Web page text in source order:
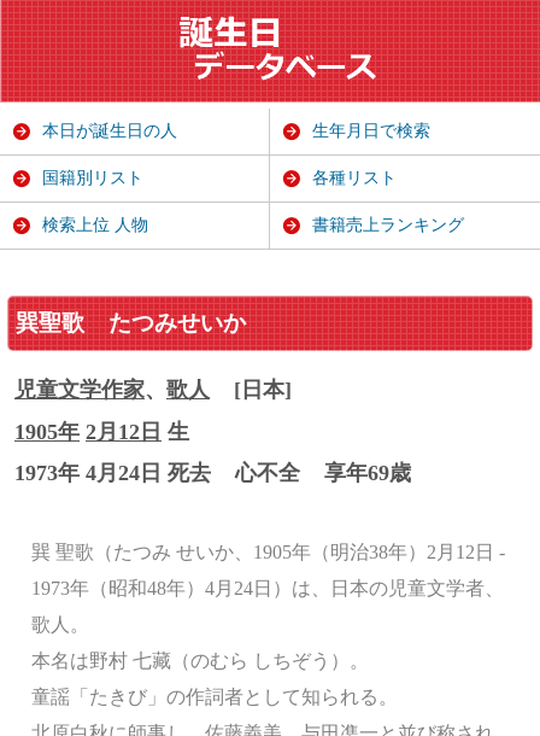
巽聖歌 たつみせいか
児童文学作家、 歌人
[日本]
1905年 2月12日 生
1973年 4月24日 死去
心不全 享年69歳
巽 聖歌（たつみ せいか、1905年（明治38年）2月12日 -
1973年（昭和48年）4月24日）は、日本の児童文学者、
歌人。
本名は野村 七藏（のむら しちぞう）。
童謡「たきび」の作詞者として知られる。
本日が誕生日の人 生年月日で検索
国籍別リスト 各種リスト
検索上位 人物 書籍売上ランキング